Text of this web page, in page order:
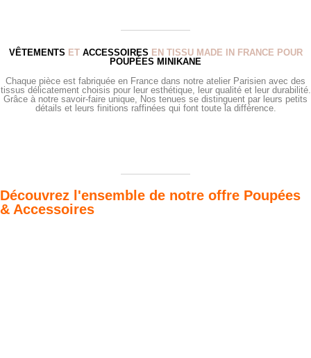
VÊTEMENTS ET ACCESSOIRES EN TISSU MADE IN FRANCE POUR
POUPÉES MINIKANE
Chaque pièce est fabriquée en France dans notre atelier Parisien avec des
tissus délicatement choisis pour leur esthétique, leur qualité et leur durabilité.
Grâce à notre savoir-faire unique, Nos tenues se distinguent par leurs petits
détails et leurs finitions raffinées qui font toute la différence.
Découvrez l'ensemble de notre offre Poupées
& Accessoires